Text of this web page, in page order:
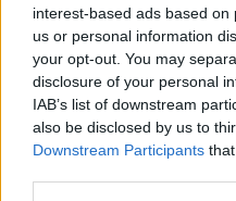
interest-based ads based
us or personal information
your opt-out. You may
disclosure of your personal
IAB’s list of downstream
also be disclosed by us to
Downstream Participants
A legfurább az volt
visszaváltoztam. Van ez
ilyen normálisan,